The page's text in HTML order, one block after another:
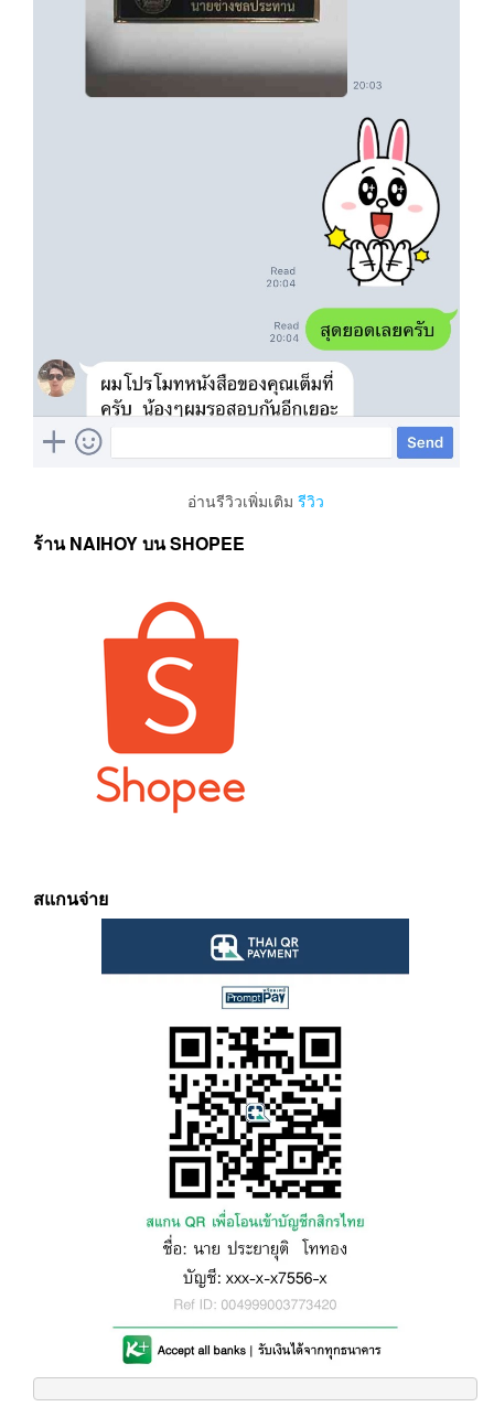
อ่านรีวิวเพิ่มเติม รีวิว
ร้าน NAIHOY บน SHOPEE
สแกนจ่าย